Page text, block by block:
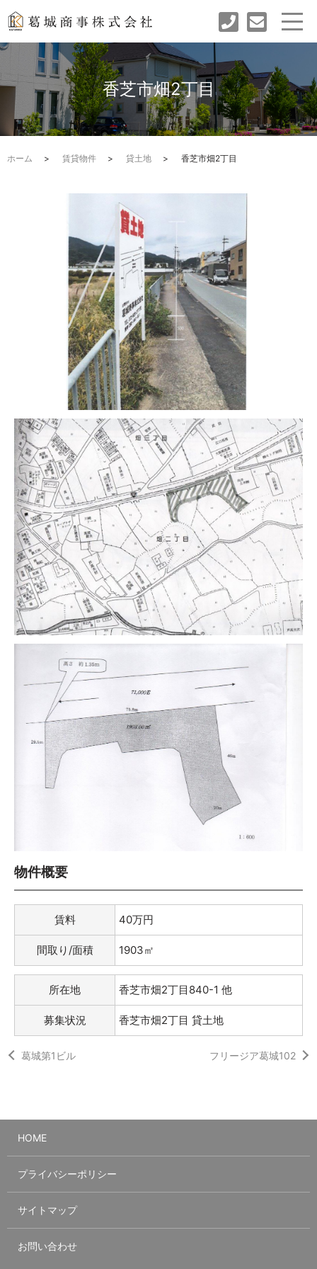
香芝市畑2丁目
ホーム 賃貸物件 貸土地 香芝市畑2丁目
物件概要
賃料 40万円
間取り/面積 1903㎡
所在地 香芝市畑2丁目840-1 他
募集状況 香芝市畑2丁目 貸土地
葛城第1ビル フリージア葛城102
HOME
プライバシーポリシー
サイトマップ
お問い合わせ